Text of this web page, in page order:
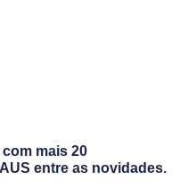
mais 20
entre as novidades.